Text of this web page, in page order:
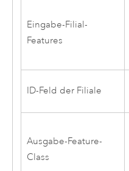
Eingabe-Filial-
Features
ID-Feld der Filiale
Ausgabe-Feature-
Class